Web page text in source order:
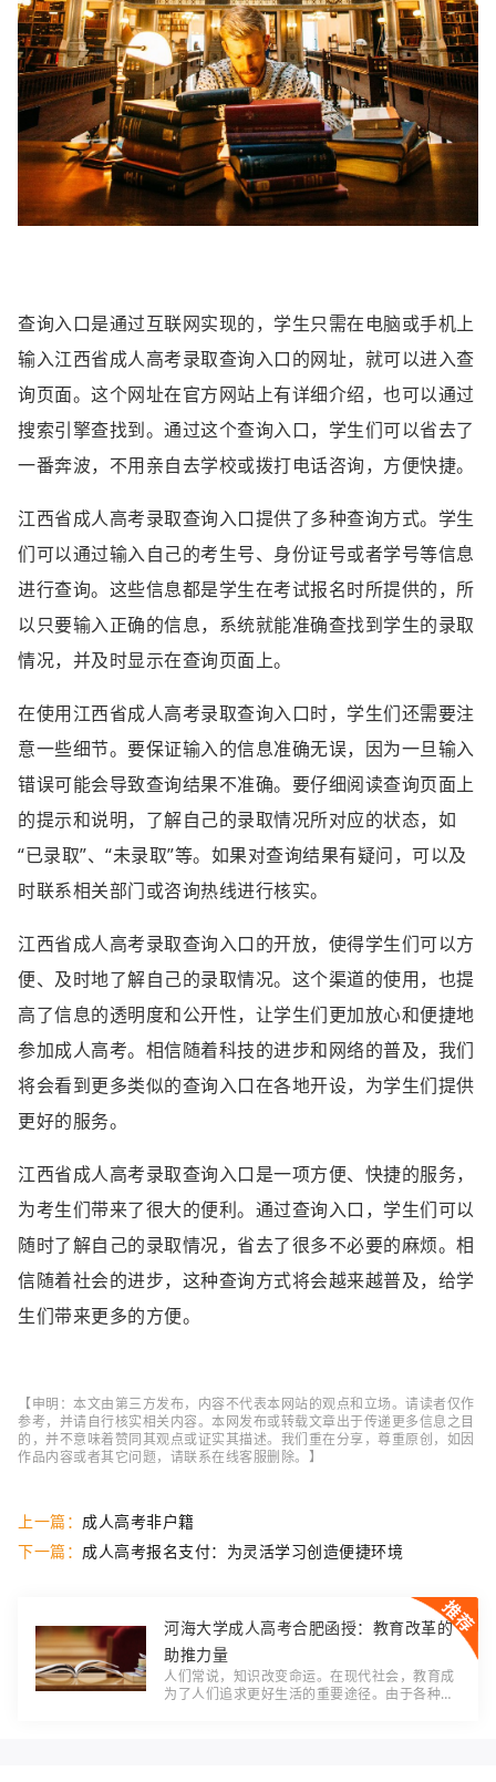
查询入口是通过互联网实现的，学生只需在电脑或手机上
输入江西省成人高考录取查询入口的网址，就可以进入查
询页面。这个网址在官方网站上有详细介绍，也可以通过
搜索引擎查找到。通过这个查询入口，学生们可以省去了
一番奔波，不用亲自去学校或拨打电话咨询，方便快捷。
江西省成人高考录取查询入口提供了多种查询方式。学生
们可以通过输入自己的考生号、身份证号或者学号等信息
进行查询。这些信息都是学生在考试报名时所提供的，所
以只要输入正确的信息，系统就能准确查找到学生的录取
情况，并及时显示在查询页面上。
在使用江西省成人高考录取查询入口时，学生们还需要注
意一些细节。要保证输入的信息准确无误，因为一旦输入
错误可能会导致查询结果不准确。要仔细阅读查询页面上
的提示和说明，了解自己的录取情况所对应的状态，如
“已录取”、“未录取”等。如果对查询结果有疑问，可以及
时联系相关部门或咨询热线进行核实。
江西省成人高考录取查询入口的开放，使得学生们可以方
便、及时地了解自己的录取情况。这个渠道的使用，也提
高了信息的透明度和公开性，让学生们更加放心和便捷地
参加成人高考。相信随着科技的进步和网络的普及，我们
将会看到更多类似的查询入口在各地开设，为学生们提供
更好的服务。
江西省成人高考录取查询入口是一项方便、快捷的服务，
为考生们带来了很大的便利。通过查询入口，学生们可以
随时了解自己的录取情况，省去了很多不必要的麻烦。相
信随着社会的进步，这种查询方式将会越来越普及，给学
生们带来更多的方便。
【申明：本文由第三方发布，内容不代表本网站的观点和立场。请读者仅作
参考，并请自行核实相关内容。本网发布或转载文章出于传递更多信息之目
的，并不意味着赞同其观点或证实其描述。我们重在分享，尊重原创，如因
作品内容或者其它问题，请联系在线客服删除。】
上一篇： 成人高考非户籍
下一篇： 成人高考报名支付：为灵活学习创造便捷环境
河海大学成人高考合肥函授：教育改革的
助推力量
人们常说，知识改变命运。在现代社会，教育成
为了人们追求更好生活的重要途径。由于各种原